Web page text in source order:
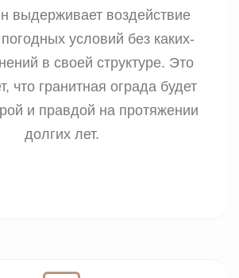
выдерживает воздействие
условий без каких-
в своей структуре. Это
что гранитная ограда будет
и правдой на протяжении
долгих лет.